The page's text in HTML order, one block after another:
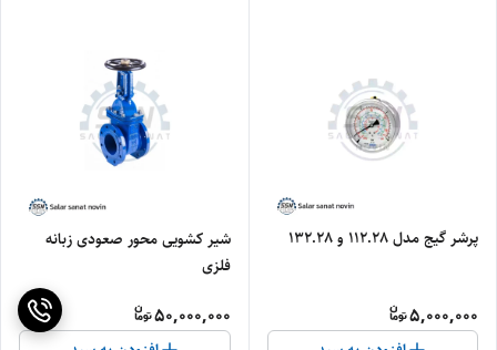
پرشر گیج مدل 112.28 و 132.28
5,000,000
شیر کشویی محور صعودی زبانه
فلزی
50,000,000